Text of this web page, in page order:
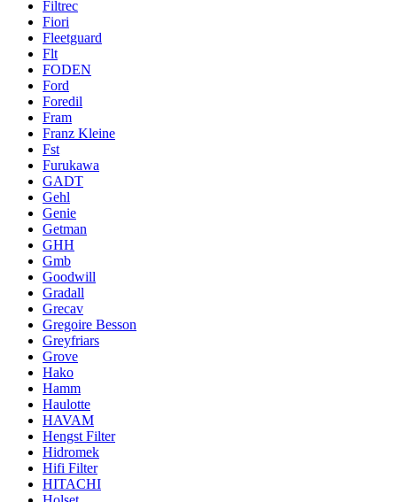
Filtrec
Fiori
Fleetguard
Flt
FODEN
Ford
Foredil
Fram
Franz Kleine
Fst
Furukawa
GADT
Gehl
Genie
Getman
GHH
Gmb
Goodwill
Gradall
Grecav
Gregoire Besson
Greyfriars
Grove
Hako
Hamm
Haulotte
HAVAM
Hengst Filter
Hidromek
Hifi Filter
HITACHI